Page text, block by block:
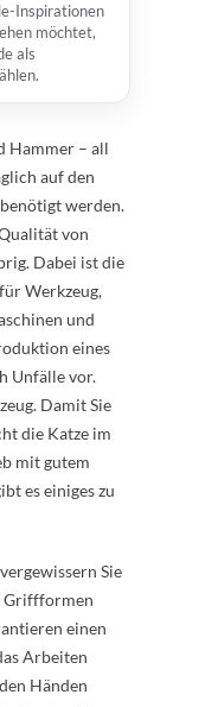
Inspirationen
möchtet,
als
Hammer – all
auf den
werden.
von
Dabei ist die
Werkzeug,
und
eines
Unfälle vor.
Damit Sie
die Katze im
mit gutem
es einiges zu
Sie
Griffformen
einen
Arbeiten
Händen